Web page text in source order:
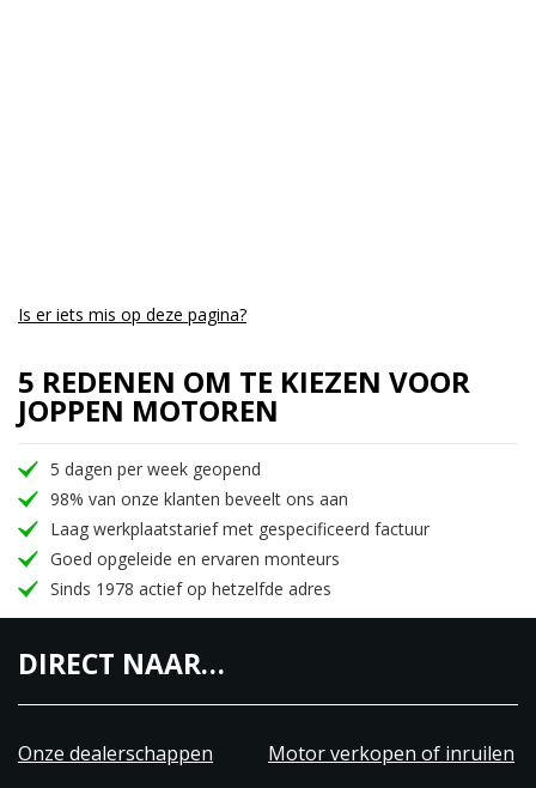
Is er iets mis op deze pagina?
5 REDENEN OM TE KIEZEN VOOR
JOPPEN MOTOREN
5 dagen per week geopend
98% van onze klanten beveelt ons aan
Laag werkplaatstarief met gespecificeerd factuur
Goed opgeleide en ervaren monteurs
Sinds 1978 actief op hetzelfde adres
DIRECT NAAR…
Onze dealerschappen
Motor verkopen of inruilen